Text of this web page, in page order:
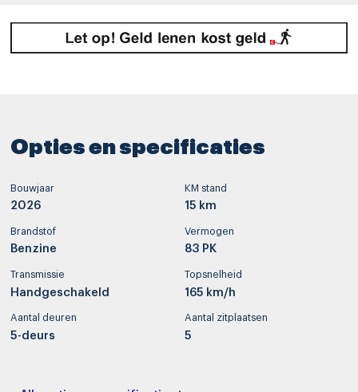
Opties en specificaties
Bouwjaar
2026
KM stand
15 km
Brandstof
Benzine
Vermogen
83 PK
Transmissie
Handgeschakeld
Topsnelheid
165 km/h
Aantal deuren
5-deurs
Aantal zitplaatsen
5
Interieurkleur Bekleding